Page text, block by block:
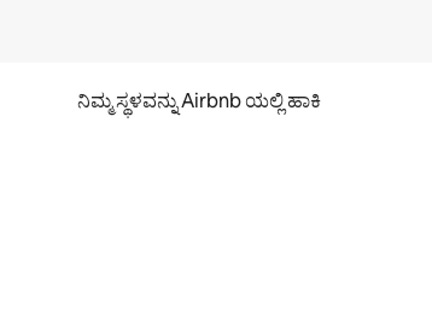
ನಿಮ್ಮ ಸ್ಥಳವನ್ನು Airbnb ಯಲ್ಲಿ ಹಾಕಿ